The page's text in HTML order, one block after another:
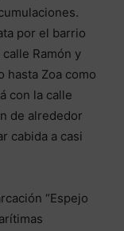
por el barrio
Ramón y
hasta Zoa como
con la calle
de alrededor
cabida a casi
“Espejo